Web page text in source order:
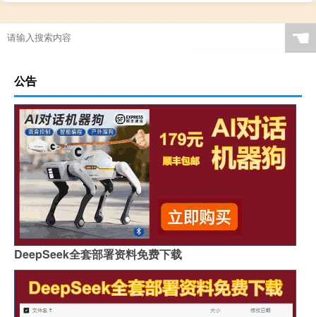
☚
公告
DeepSeek全套部署资料免费下载